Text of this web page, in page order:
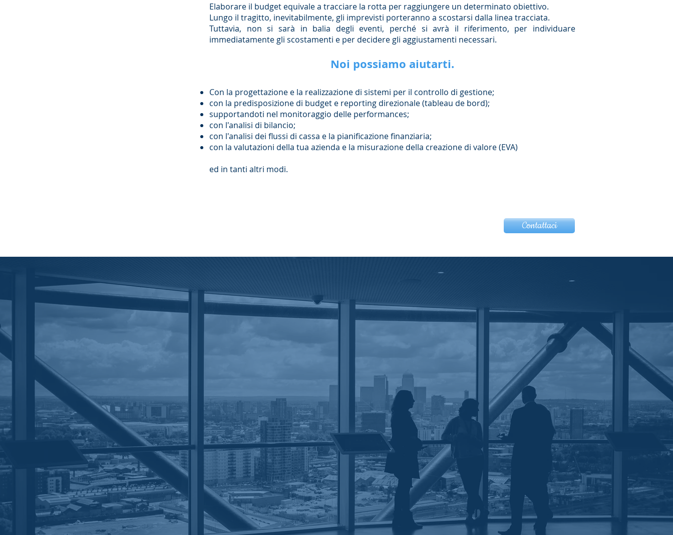
Elaborare il budget equivale a tracciare la rotta per raggiungere un determinato obiettivo.
Lungo il tragitto, inevitabilmente, gli imprevisti porteranno a scostarsi dalla linea tracciata.
Tuttavia, non si sarà in balia degli eventi, perché si avrà il riferimento, per individuare
immediatamente gli scostamenti e per decidere gli aggiustamenti necessari.
Noi possiamo aiutarti.
Con la progettazione e la realizzazione di sistemi per il controllo di gestione;
con la predisposizione di budget e reporting direzionale (tableau de bord);
supportandoti nel monitoraggio delle performances;
con l'analisi di bilancio;
con l'analisi dei flussi di cassa e la pianificazione finanziaria;
con la valutazioni della tua azienda e la misurazione della creazione di valore (EVA)
ed in tanti altri modi.
Contattaci